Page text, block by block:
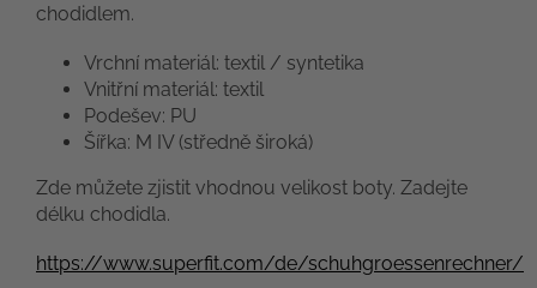
chodidlem.
Vrchní materiál: textil / syntetika
Vnitřní materiál: textil
Podešev: PU
Šířka: M IV (středně široká)
Zde můžete zjistit vhodnou velikost boty. Zadejte
délku chodidla.
https://www.superfit.com/de/schuhgroessenrechner/